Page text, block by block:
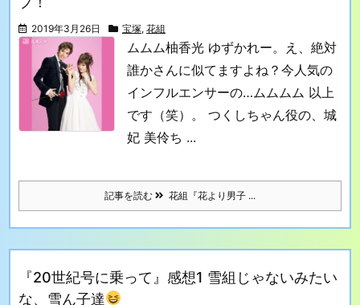
2019年3月26日 宝塚, 花組
ムムム柚香光 ゆずかれー。え、絶対
誰かさんに似てますよね？ 今人気の
インフルエンサーの… ムムムム 以上
です（笑）。
つくしちゃん役の、城
妃 美伶ち ...
記事を読む 花組『花より男子 ...
『20世紀号に乗って』感想1 雪組じゃないみたい
な、雪ん子達